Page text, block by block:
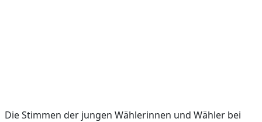
Die Stimmen der jungen Wählerinnen und Wähler bei